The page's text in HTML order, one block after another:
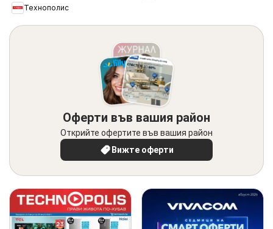
Технополис
Оферти във вашия район
Открийте офертите във вашия район
Вижте оферти